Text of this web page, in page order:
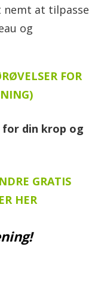
at tilpasse
og
FOR
din krop og
GRATIS
HER